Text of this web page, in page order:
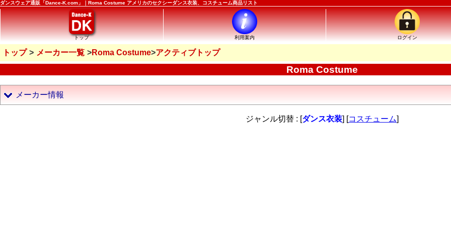
ダンスウェア通販「Dance-K.com」｜Roma Costume アメリカのセクシーダンス衣装、コスチューム商品リスト
トップ 利用案内 ログイン
トップ メーカー一覧 Roma Costume アクティブトップ
Roma Costume
メーカー情報
ジャンル切替 : [ダンス衣装] [コスチューム]